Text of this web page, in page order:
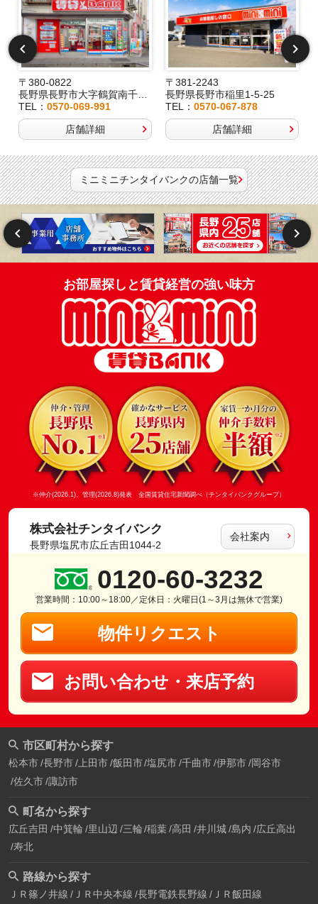
〒380-0822
長野県長野市大字鶴賀南千歳町826
TEL： 0570-069-991
店舗詳細
〒381-2243
長野県長野市稲里1-5-25
TEL：0570-067-878
店舗詳細
ミニミニチンタイバンクの店舗一覧
お部屋探しと賃貸経営の強い味方
※仲介(2026.1)、管理(2026.8)発表 全国賃貸住宅新聞調べ（チンタイバンクグループ）
株式会社チンタイバンク
長野県塩尻市広丘吉田1044-2
会社案内
0120-60-3232
営業時間：10:00～18:00／定休日：火曜日(1～3月は無休で営業)
物件リクエスト
お問い合わせ・来店予約
市区町村から探す
松本市 長野市 上田市 飯田市 塩尻市 千曲市 伊那市 岡谷市
佐久市 諏訪市
町名から探す
広丘吉田 中箕輪 里山辺 三輪 稲葉 高田 井川城 島内 広丘高出
寿北
路線から探す
ＪＲ篠ノ井線 ＪＲ中央本線 長野電鉄長野線 ＪＲ飯田線